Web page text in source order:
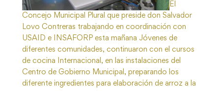
El
Concejo Municipal Plural que preside don Salvador
Lovo Contreras trabajando en coordinación con
USAID e INSAFORP esta mañana Jóvenes de
diferentes comunidades, continuaron con el cursos
de cocina Internacional, en las instalaciones del
Centro de Gobierno Municipal, preparando los
diferente ingredientes para elaboración de arroz a la